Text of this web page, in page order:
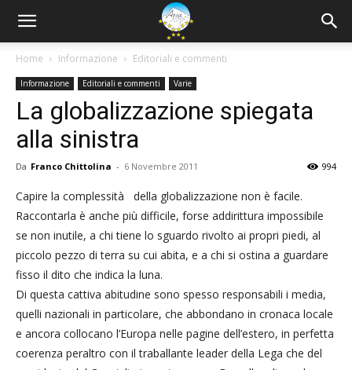
Home Informazione Editoriali e commenti
Informazione Editoriali e commenti Varie
La globalizzazione spiegata
alla sinistra
Da Franco Chittolina - 6 Novembre 2011 994
Capire la complessità della globalizzazione non è facile.
Raccontarla è anche più difficile, forse addirittura impossibile
se non inutile, a chi tiene lo sguardo rivolto ai propri piedi, al
piccolo pezzo di terra su cui abita, e a chi si ostina a guardare
fisso il dito che indica la luna.
Di questa cattiva abitudine sono spesso responsabili i media,
quelli nazionali in particolare, che abbondano in cronaca locale
e ancora collocano l’Europa nelle pagine dell’estero, in perfetta
coerenza peraltro con il traballante leader della Lega che del